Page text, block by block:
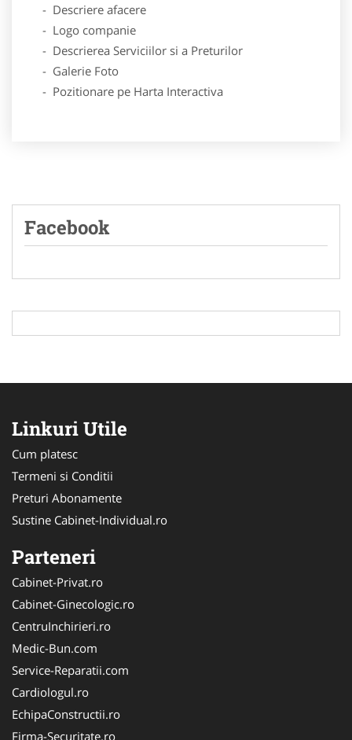
- Descriere afacere
- Logo companie
- Descrierea Serviciilor si a Preturilor
- Galerie Foto
- Pozitionare pe Harta Interactiva
Facebook
Linkuri Utile
Cum platesc
Termeni si Conditii
Preturi Abonamente
Sustine Cabinet-Individual.ro
Parteneri
Cabinet-Privat.ro
Cabinet-Ginecologic.ro
CentruInchirieri.ro
Medic-Bun.com
Service-Reparatii.com
Cardiologul.ro
EchipaConstructii.ro
Firma-Securitate.ro